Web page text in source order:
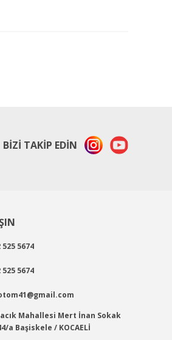
3/4'' Somun Sökme Set
TL Kdv Dahil
TL Kdv Dahil
BİZİ TAKİP EDİN
525 5674
525 5674
Mahallesi Mert İnan Sokak
a Başiskele / KOCAELİ